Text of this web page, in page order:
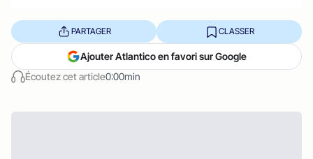
Écoutez cet article0:00min
PARTAGER CLASSER
Ajouter Atlantico en favori sur Google